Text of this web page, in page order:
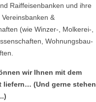
Raiffeisenbanken und ihre
&
(wie Winzer-, Molkerei-,
Wohnungsbau-
wir Ihnen mit dem
liefern… (Und gerne stehen